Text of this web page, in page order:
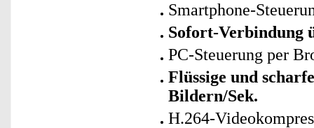
Smartphone-
Sofort-Verbindung
PC-Steuerung per
Flüssige und
Bildern/Sek.
H.264-